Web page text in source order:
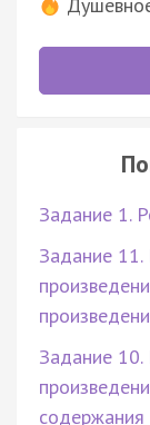
Задание 1.
Задание 11.
Задание 10.
содержания